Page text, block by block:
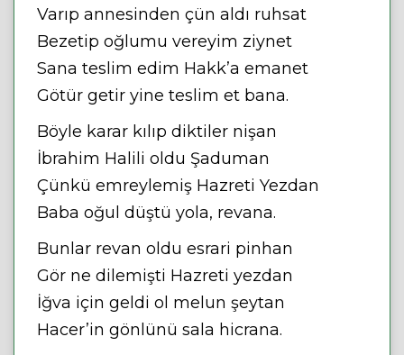
Varıp annesinden çün aldı ruhsat
Bezetip oğlumu vereyim ziynet
Sana teslim edim Hakk’a emanet
Götür getir yine teslim et bana.
Böyle karar kılıp diktiler nişan
İbrahim Halili oldu Şaduman
Çünkü emreylemiş Hazreti Yezdan
Baba oğul düştü yola, revana.
Bunlar revan oldu esrari pinhan
Gör ne dilemişti Hazreti yezdan
İğva için geldi ol melun şeytan
Hacer’in gönlünü sala hicrana.